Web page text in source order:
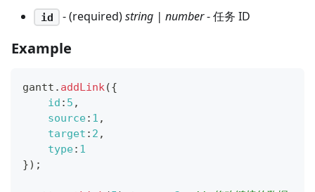
id - (required)string | number- 任务 ID
Example
gantt . addLink({
id : 5 ,
source: 1 ,
target : 2 ,
type: 1
}) ;